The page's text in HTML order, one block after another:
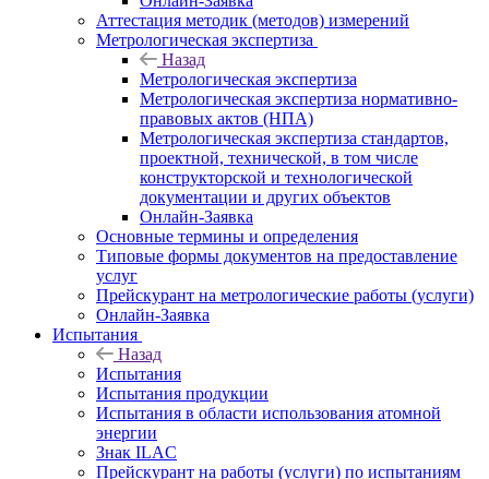
Аттестация методик (методов) измерений
Метрологическая экспертиза
Назад
Метрологическая экспертиза
Метрологическая экспертиза нормативно-
правовых актов (НПА)
Метрологическая экспертиза стандартов,
проектной, технической, в том числе
конструкторской и технологической
документации и других объектов
Онлайн-Заявка
Основные термины и определения
Типовые формы документов на предоставление
услуг
Прейскурант на метрологические работы (услуги)
Онлайн-Заявка
Испытания
Назад
Испытания
Испытания продукции
Испытания в области использования атомной
энергии
Знак ILAC
Прейскурант на работы (услуги) по испытаниям